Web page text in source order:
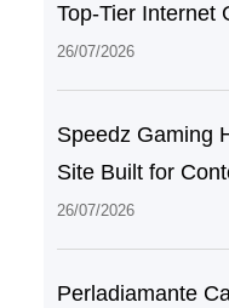
Top-Tier Internet
26/07/2026
Speedz Gaming
Site Built for
26/07/2026
Perladiamante